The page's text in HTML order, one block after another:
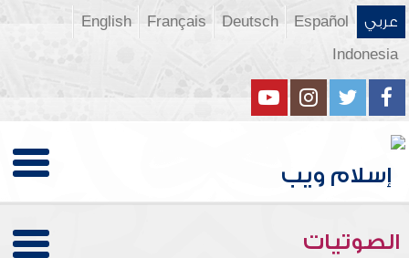
عربي Español
Deutsch
Français
English
Indonesia
الصوتيات